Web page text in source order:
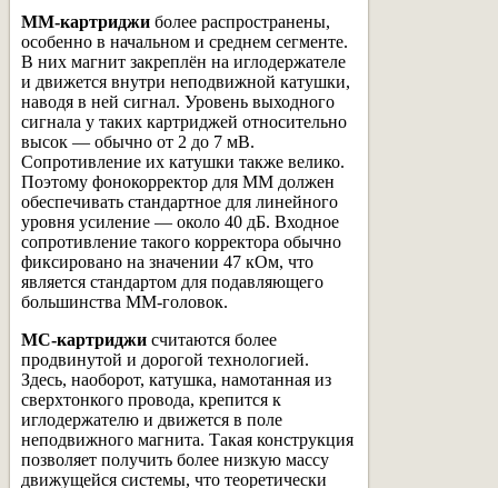
MM-картриджи более распространены,
особенно в начальном и среднем сегменте.
В них магнит закреплён на иглодержателе
и движется внутри неподвижной катушки,
наводя в ней сигнал. Уровень выходного
сигнала у таких картриджей относительно
высок — обычно от 2 до 7 мВ.
Сопротивление их катушки также велико.
Поэтому фонокорректор для MM должен
обеспечивать стандартное для линейного
уровня усиление — около 40 дБ. Входное
сопротивление такого корректора обычно
фиксировано на значении 47 кОм, что
является стандартом для подавляющего
большинства MM-головок.
MC-картриджи считаются более
продвинутой и дорогой технологией.
Здесь, наоборот, катушка, намотанная из
сверхтонкого провода, крепится к
иглодержателю и движется в поле
неподвижного магнита. Такая конструкция
позволяет получить более низкую массу
движущейся системы, что теоретически